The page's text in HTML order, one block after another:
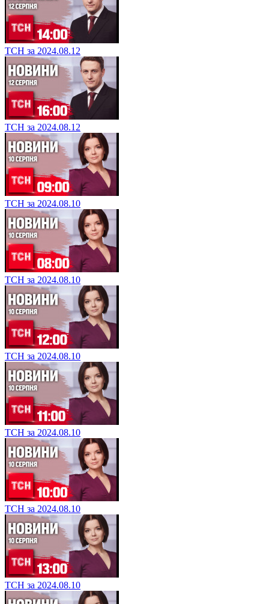
ТСН за 2024.08.12
ТСН за 2024.08.12
ТСН за 2024.08.10
ТСН за 2024.08.10
ТСН за 2024.08.10
ТСН за 2024.08.10
ТСН за 2024.08.10
ТСН за 2024.08.10